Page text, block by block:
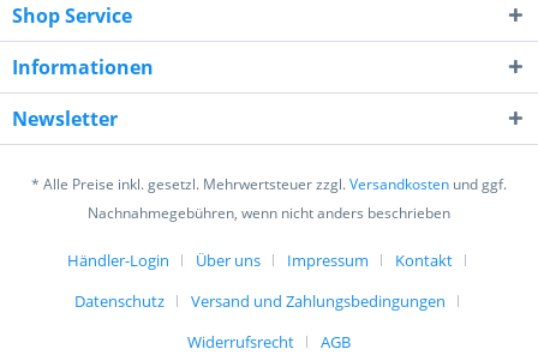
6 * 7 = ?
Ich habe dieDatenschutzerklärunggelesen,
verstanden und stimme zu. *
Shop Service
Informationen
Newsletter
* Alle Preise inkl. gesetzl. Mehrwertsteuer zzgl.Versandkosten und ggf.
Nachnahmegebühren, wenn nicht anders beschrieben
Händler-Login Über uns Impressum
Kontakt
Datenschutz
Versand und Zahlungsbedingungen
Widerrufsrecht
AGB